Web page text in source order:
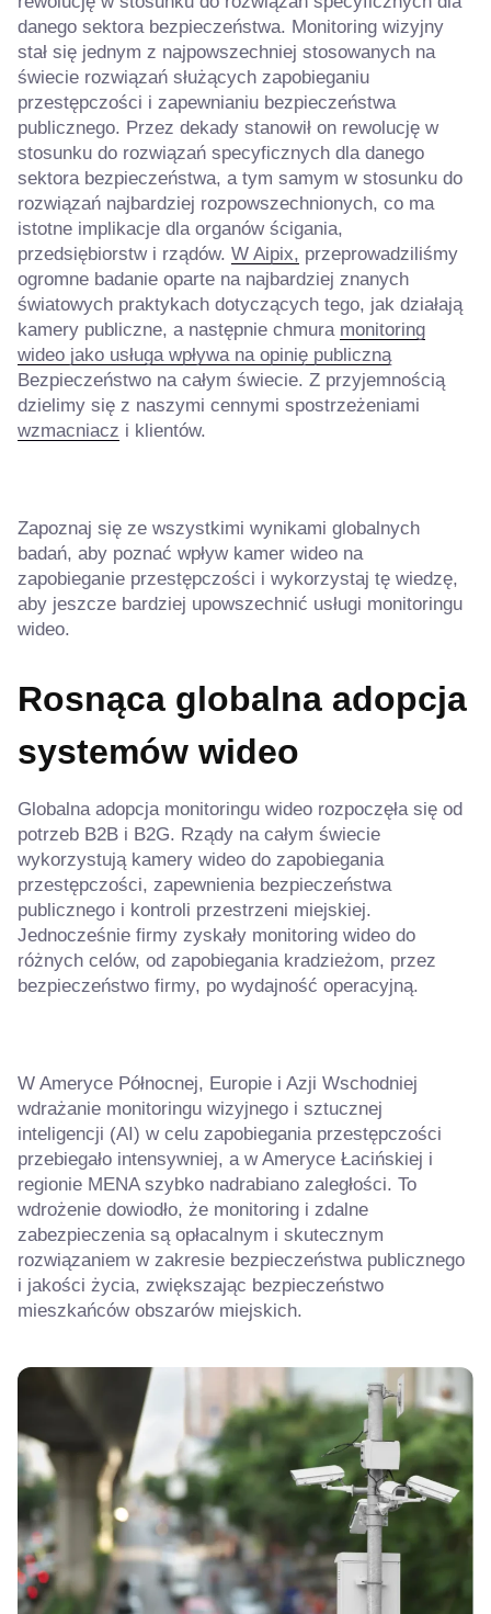
danego sektora bezpieczeństwa. Monitoring wizyjny
stał się jednym z najpowszechniej stosowanych na
świecie rozwiązań służących zapobieganiu
przestępczości i zapewnianiu bezpieczeństwa
publicznego. Przez dekady stanowił on rewolucję w
stosunku do rozwiązań specyficznych dla danego
sektora bezpieczeństwa, a tym samym w stosunku do
rozwiązań najbardziej rozpowszechnionych, co ma
istotne implikacje dla organów ścigania,
przedsiębiorstw i rządów. W Aipix, przeprowadziliśmy
ogromne badanie oparte na najbardziej znanych
światowych praktykach dotyczących tego, jak działają
kamery publiczne, a następnie chmura monitoring
wideo jako usługa wpływa na opinię publiczną
Bezpieczeństwo na całym świecie. Z przyjemnością
dzielimy się z naszymi cennymi spostrzeżeniami
wzmacniacz i klientów.
Zapoznaj się ze wszystkimi wynikami globalnych
badań, aby poznać wpływ kamer wideo na
zapobieganie przestępczości i wykorzystaj tę wiedzę,
aby jeszcze bardziej upowszechnić usługi monitoringu
wideo.
Rosnąca globalna adopcja
systemów wideo
Globalna adopcja monitoringu wideo rozpoczęła się od
potrzeb B2B i B2G. Rządy na całym świecie
wykorzystują kamery wideo do zapobiegania
przestępczości, zapewnienia bezpieczeństwa
publicznego i kontroli przestrzeni miejskiej.
Jednocześnie firmy zyskały monitoring wideo do
różnych celów, od zapobiegania kradzieżom, przez
bezpieczeństwo firmy, po wydajność operacyjną.
W Ameryce Północnej, Europie i Azji Wschodniej
wdrażanie monitoringu wizyjnego i sztucznej
inteligencji (AI) w celu zapobiegania przestępczości
przebiegało intensywniej, a w Ameryce Łacińskiej i
regionie MENA szybko nadrabiano zaległości. To
wdrożenie dowiodło, że monitoring i zdalne
zabezpieczenia są opłacalnym i skutecznym
rozwiązaniem w zakresie bezpieczeństwa publicznego
i jakości życia, zwiększając bezpieczeństwo
mieszkańców obszarów miejskich.